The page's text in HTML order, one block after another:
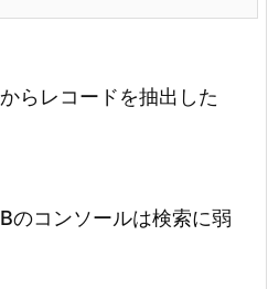
らレコードを抽出した
のコンソールは検索に弱